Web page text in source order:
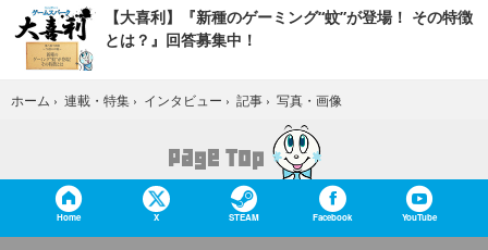
【大喜利】『新種のゲーミング“蚊”が登場！ その特徴
とは？』回答募集中！
ホーム › 連載・特集 › インタビュー › 記事 › 写真・画像
Home X STEAM Facebook YouTube